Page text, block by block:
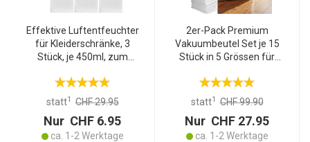
Effektive Luftentfeuchter
für Kleiderschränke, 3
Stück, je 450ml, zum
Schrankentfeuchter
gegen Schimmel und
statt1 CHF 29.95
Nur CHF 6.95
ca. 1-2 Werktage
2er-Pack Premium
Vakuumbeutel Set je 15
Stück in 5 Grössen für
Wiederverwendbare
Platzsparer für Reise &
statt1 CHF 99.90
Nur CHF 27.95
ca. 1-2 Werktage